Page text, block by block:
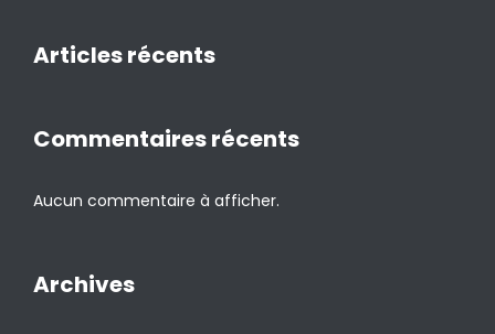
Articles récents
Commentaires récents
Aucun commentaire à afficher.
Archives